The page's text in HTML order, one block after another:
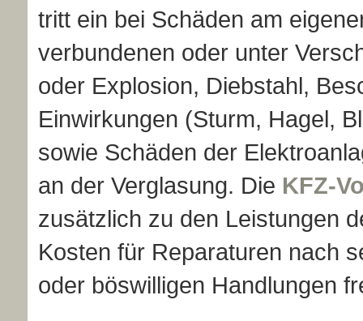
tritt ein bei Schäden am
verbundenen oder unter
oder Explosion, Diebstahl,
Einwirkungen (Sturm, Hagel,
sowie Schäden der
an der Verglasung. Die KFZ-
zusätzlich zu den Leistungen
Kosten für Reparaturen nach
oder böswilligen Handlungen